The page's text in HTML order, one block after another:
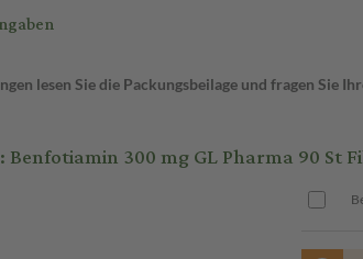
lesen Sie die Packungsbeilage und fragen Sie
300 mg GL Pharma 90 St